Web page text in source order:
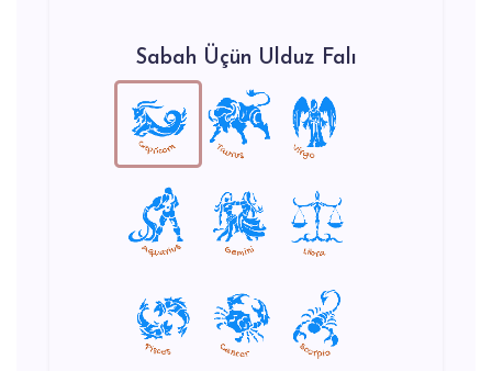
Sabah Üçün Ulduz Falı